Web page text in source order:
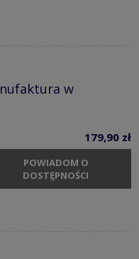
w
179,90 zł
POWIADOM O
DOSTĘPNOŚCI